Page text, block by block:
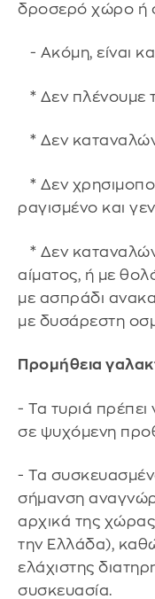
δροσερό χώρο ή
- Ακόμη, είναι
* Δεν πλένουμε
* Δεν
* Δεν
ραγισμένο και
* Δεν
αίματος, ή με
με ασπράδι
με δυσάρεστη
Προμήθεια
- Τα τυριά πρέπει
σε ψυχόμενη
- Τα
σήμανση
αρχικά της
την Ελλάδα),
ελάχιστης
συσκευασία.